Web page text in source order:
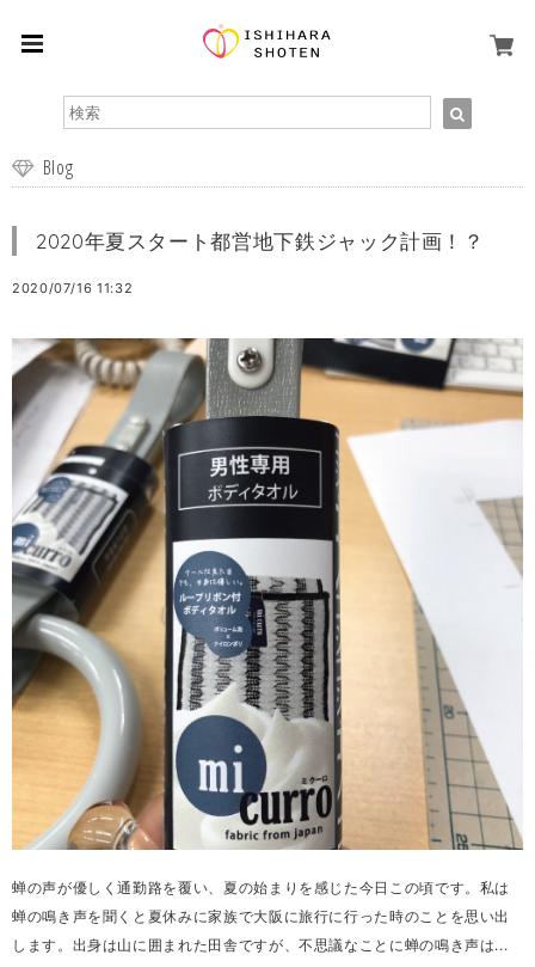
Blog
2020年夏スタート都営地下鉄ジャック計画！？
2020/07/16 11:32
蝉の声が優しく通勤路を覆い、夏の始まりを感じた今日この頃です。私は
蝉の鳴き声を聞くと夏休みに家族で大阪に旅行に行った時のことを思い出
します。出身は山に囲まれた田舎ですが、不思議なことに蝉の鳴き声は...